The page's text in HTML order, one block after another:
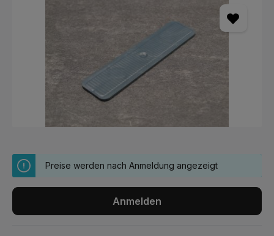
Preise werden nach Anmeldung angezeigt
Anmelden